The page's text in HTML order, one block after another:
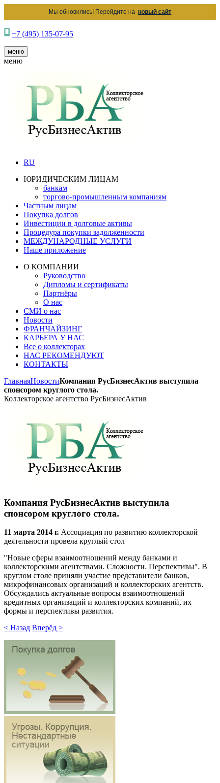
Мы обновились! Перейдите на новый сайт
+7 (495) 135-07-95
меню
меню
RU
ЮРИДИЧЕСКИМ ЛИЦАМ
банкам
торгово-промышленным компаниям
Частным лицам
Покупка долгов
Инвестиции в долговые активы
Процедура покупки задолженности
МЕЖДУНАРОДНЫЕ УСЛУГИ
Наше приложение
О КОМПАНИИ
Руководство
Дипломы и сертификаты
Партнёры
О нас
СМИ о нас
Новости
ФРАНЧАЙЗИНГ
КАРЬЕРА У НАС
Все о коллекторах
НАС РЕКОМЕНДУЮТ
КОНТАКТЫ
ГлавнаяНовостиКомпания РусБизнесАктив выступила
спонсором круглого стола.
Коллекторское агентство РусБизнесАктив
Компания РусБизнесАктив выступила
спонсором круглого стола.
11 марта 2014 г. Ассоциация по развитию коллекторской
деятельности провела круглый стол
"Новые сферы взаимоотношений между банками и
коллекторскими агентствами. Сложности. Перспективы". В
круглом столе приняли участие представители банков,
микрофинансовых организаций и коллекторских агентств.
Обсуждались актуальные вопросы взаимоотношений
кредитных организаций и коллекторских компаний, их
формы и перспективы развития.
< Назад Вперёд >